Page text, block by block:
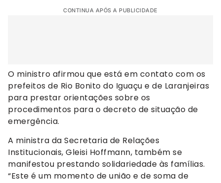
CONTINUA APÓS A PUBLICIDADE
O ministro afirmou que está em contato com os
prefeitos de Rio Bonito do Iguaçu e de Laranjeiras
para prestar orientações sobre os
procedimentos para o decreto de situação de
emergência.
A ministra da Secretaria de Relações
Institucionais, Gleisi Hoffmann, também se
manifestou prestando solidariedade às famílias.
“Este é um momento de união e de soma de